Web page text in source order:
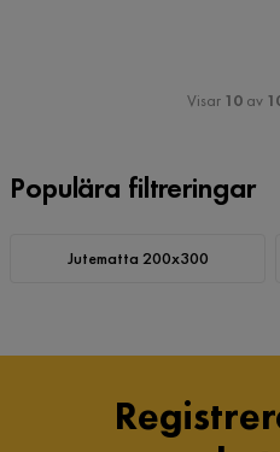
Visar 10av
Populära filtreringar
Jutematta 200x300